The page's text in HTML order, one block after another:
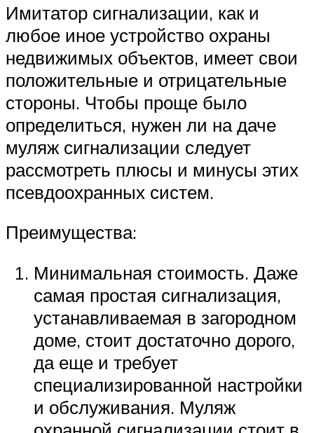
Имитатор сигнализации, как и
любое иное устройство охраны
недвижимых объектов, имеет свои
положительные и отрицательные
стороны. Чтобы проще было
определиться, нужен ли на даче
муляж сигнализации следует
рассмотреть плюсы и минусы этих
псевдоохранных систем.
Преимущества:
Минимальная стоимость. Даже
самая простая сигнализация,
устанавливаемая в загородном
доме, стоит достаточно дорого,
да еще и требует
специализированной настройки
и обслуживания. Муляж